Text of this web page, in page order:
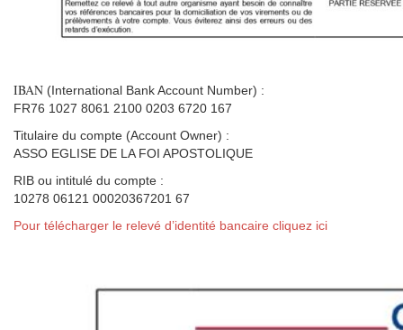
IBAN (International Bank Account Number) :
FR76 1027 8061 2100 0203 6720 167
Titulaire du compte (Account Owner) :
ASSO EGLISE DE LA FOI APOSTOLIQUE
RIB ou intitulé du compte :
10278 06121 00020367201 67
Pour télécharger le relevé d’identité bancaire cliquez ici